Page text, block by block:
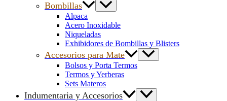
Bombillas
Alpaca
Acero Inoxidable
Niqueladas
Exhibidores de Bombillas y Blisters
Accesorios para Mate
Bolsos y Porta Termos
Termos y Yerberas
Sets Materos
Indumentaria y Accesorios